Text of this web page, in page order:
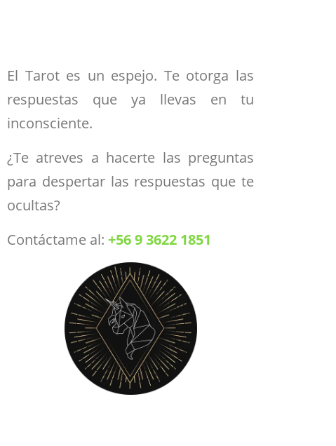
El Tarot es un espejo. Te otorga las
respuestas que ya llevas en tu
inconsciente.
¿Te atreves a hacerte las preguntas
para despertar las respuestas que te
ocultas?
Contáctame al: +56 9 3622 1851